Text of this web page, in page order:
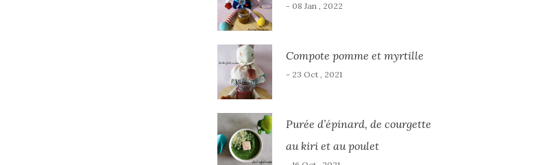
- 08 Jan , 2022
Compote pomme et myrtille
- 23 Oct , 2021
Purée d’épinard, de courgette
au kiri et au poulet